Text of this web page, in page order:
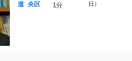
道 央区
1分
日）